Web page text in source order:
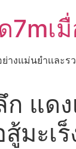
7mเ
งแม่นยำเเละรว
ก แด
มะเร็